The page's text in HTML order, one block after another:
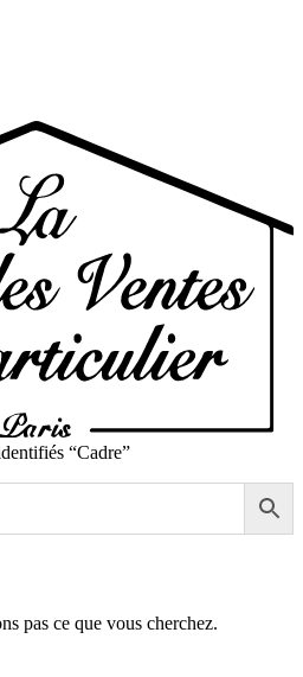
“Cadre”
pas ce que vous cherchez.